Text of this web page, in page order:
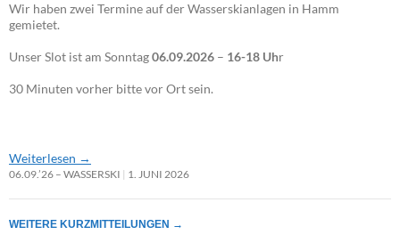
Wir haben zwei Termine auf der Wasserskianlagen in Hamm
gemietet.
Unser Slot ist am Sonntag06.09.2026 – 16-18 Uhr
30 Minuten vorher bitte vor Ort sein.
Weiterlesen →
06.09.’26 – WASSERSKI 1. JUNI 2026
WEITERE KURZMITTEILUNGEN →